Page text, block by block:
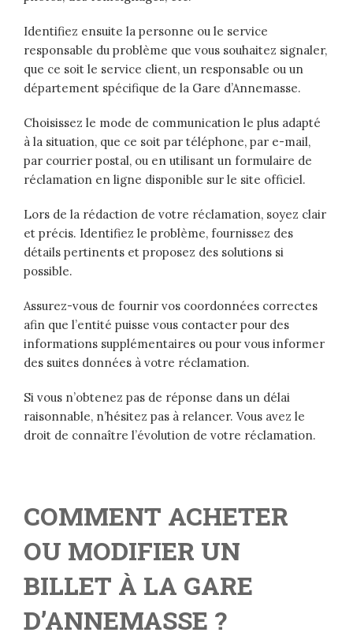
Identifiez ensuite la personne ou le service
responsable du problème que vous souhaitez signaler,
que ce soit le service client, un responsable ou un
département spécifique de la Gare d’Annemasse.
Choisissez le mode de communication le plus adapté
à la situation, que ce soit par téléphone, par e-mail,
par courrier postal, ou en utilisant un formulaire de
réclamation en ligne disponible sur le site officiel.
Lors de la rédaction de votre réclamation, soyez clair
et précis. Identifiez le problème, fournissez des
détails pertinents et proposez des solutions si
possible.
Assurez-vous de fournir vos coordonnées correctes
afin que l’entité puisse vous contacter pour des
informations supplémentaires ou pour vous informer
des suites données à votre réclamation.
Si vous n’obtenez pas de réponse dans un délai
raisonnable, n’hésitez pas à relancer. Vous avez le
droit de connaître l’évolution de votre réclamation.
COMMENT ACHETER
OU MODIFIER UN
BILLET À LA GARE
D’ANNEMASSE ?